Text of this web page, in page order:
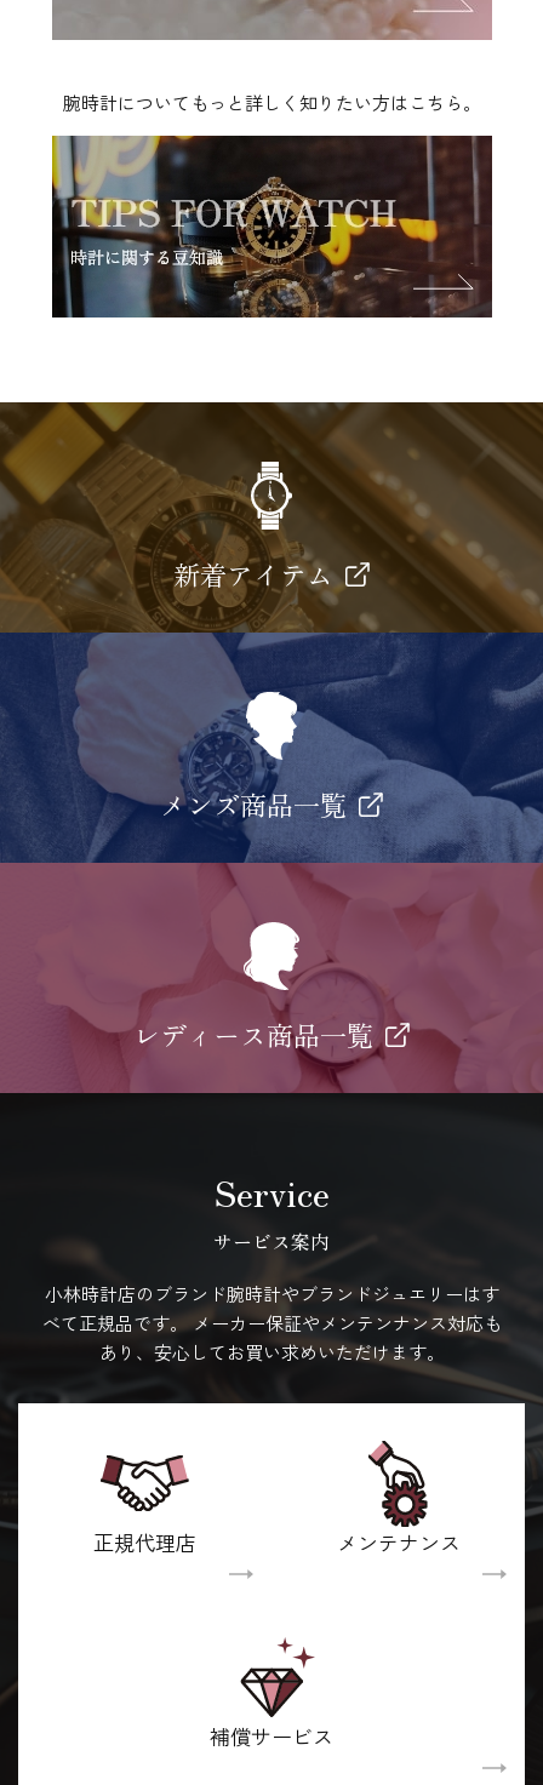
腕時計についてもっと詳しく知りたい方はこちら。
新着アイテム
メンズ商品一覧
レディース商品一覧
Service
サービス案内
小林時計店のブランド腕時計やブランドジュエリーはす
べて正規品です。
メーカー保証やメンテンナンス対応も
あり、安心してお買い求めいただけます。
正規代理店 メンテナンス
補償サービス